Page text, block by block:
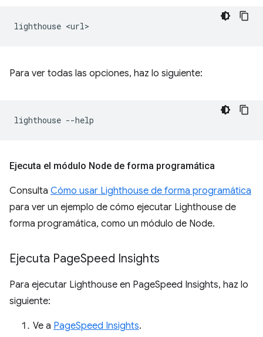
lighthouse
Para ver todas las opciones, haz lo siguiente:
lighthouse
Ejecuta el módulo Node de forma programática
Consulta Cómo usar Lighthouse de forma programática
para ver un ejemplo de cómo ejecutar Lighthouse de
forma programática, como un módulo de Node.
Ejecuta PageSpeed Insights
Para ejecutar Lighthouse en PageSpeed Insights, haz lo
siguiente:
Ve a PageSpeed Insights.